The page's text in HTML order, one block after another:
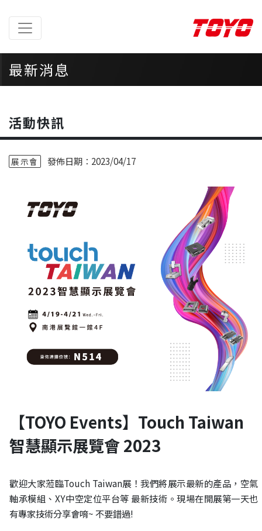
最新消息
活動快訊
展示會 發佈日期：2023/04/17
【TOYO Events】Touch Taiwan
智慧顯示展覽會 2023
歡迎大家蒞臨Touch Taiwan展！我們將展示最新的產品，空氣
軸承模組、XY中空定位平台等 最新技術。現場在開展第一天也
有專家技術分享會唷~ 不要錯過!